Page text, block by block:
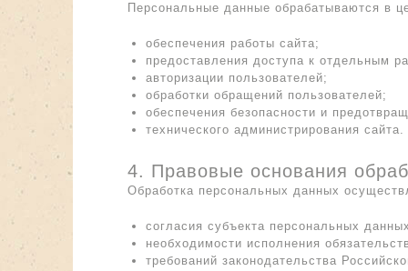
Персональные данные обрабатываются в
обеспечения работы сайта;
предоставления доступа к отдельным
авторизации пользователей;
обработки обращений пользователей;
обеспечения безопасности и
технического администрирования сайта.
4. Правовые основания
Обработка персональных данных
согласия субъекта персональных
необходимости исполнения
требований законодательства